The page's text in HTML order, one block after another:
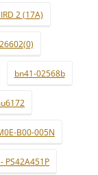
2 (17A)
bn41-02568b
B00-005N
PS42A451P